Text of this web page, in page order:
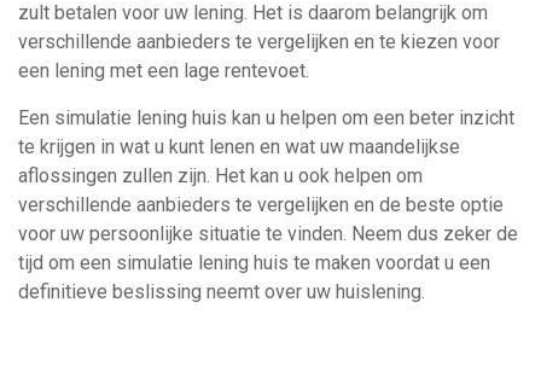
zult betalen voor uw lening. Het is daarom belangrijk om
verschillende aanbieders te vergelijken en te kiezen voor
een lening met een lage rentevoet.
Een simulatie lening huis kan u helpen om een beter inzicht
te krijgen in wat u kunt lenen en wat uw maandelijkse
aflossingen zullen zijn. Het kan u ook helpen om
verschillende aanbieders te vergelijken en de beste optie
voor uw persoonlijke situatie te vinden. Neem dus zeker de
tijd om een simulatie lening huis te maken voordat u een
definitieve beslissing neemt over uw huislening.